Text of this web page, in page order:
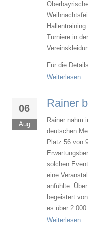
Hallentraining
Turniere in
Für die
Weiterlesen …
06
Aug
Rainer
Rainer nahm
deutschen
Platz 56 von
solchen
eine
anfühlte.
begeistert
es über 2.000
Weiterlesen …